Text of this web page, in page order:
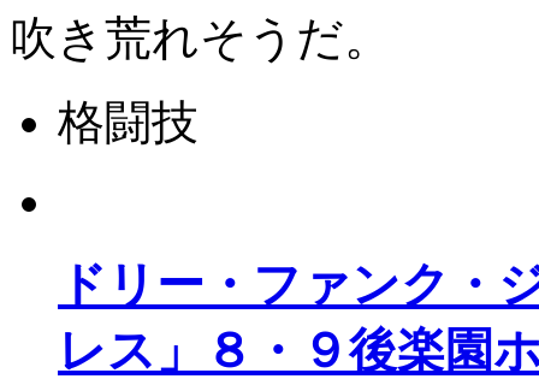
吹き荒れそうだ。
格闘技
ドリー・ファンク・
レス」８・９後楽園